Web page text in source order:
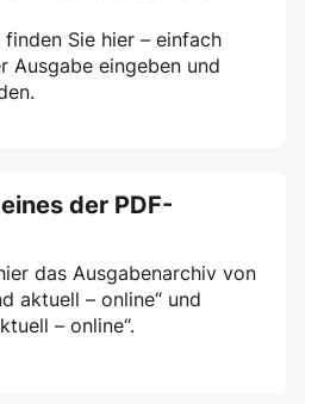
Sie hier – einfach
Ausgabe eingeben und
der PDF-
das Ausgabenarchiv von
aktuell – online“ und
– online“.